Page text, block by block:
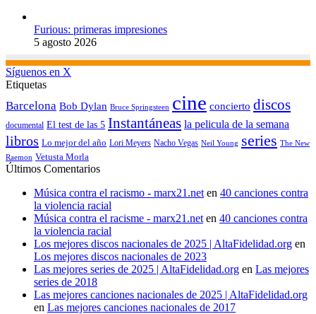
Furious: primeras impresiones
5 agosto 2026
Síguenos en X
Etiquetas
Barcelona Bob Dylan Bruce Springsteen cine concierto discos
documental El test de las 5 Instantáneas la pelicula de la semana
libros Lo mejor del año Lori Meyers Nacho Vegas Neil Young series The New
Raemon Vetusta Morla
Últimos Comentarios
Música contra el racismo - marx21.net en 40 canciones contra
la violencia racial
Música contra el racisme - marx21.net en 40 canciones contra
la violencia racial
Los mejores discos nacionales de 2025 | AltaFidelidad.org en
Los mejores discos nacionales de 2023
Las mejores series de 2025 | AltaFidelidad.org en Las mejores
series de 2018
Las mejores canciones nacionales de 2025 | AltaFidelidad.org
en Las mejores canciones nacionales de 2017